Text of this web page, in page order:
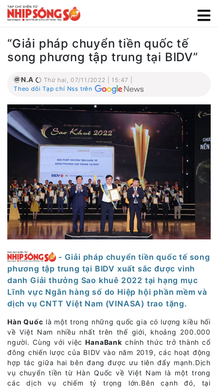
“Giải pháp chuyển tiền quốc tế
song phương tập trung tại BIDV”
N.A
Thứ hai, 07/11/2022 | 15:47 |
Theo dõi Tạp chí Nss trên
- Giải pháp chuyển tiền quốc tế song
phương tập trung tại BIDV xuất sắc được vinh
danh Giải thưởng Sao khuê 2022 tại hạng mục
Lĩnh vực Ngân hàng số do Hiệp hội phần mềm và
dịch vụ CNTT Việt Nam (VINASA) trao tặng.
Hàn Quốc là một trong những quốc gia có lượng kiều hối
về Việt Nam nhiều nhất trên thế giới, khoảng 200.000
người. Cùng với việcHanaBank chính thức trở thành cổ
đông chiến lược của BIDV vào năm 2019, các hoạt động
hợp tác giữa hai bên đang được ưu tiên đẩy mạnh.Dịch
vụ chuyển tiền từ Hàn Quốc về Việt Nam là một trong
các dịch vụ chiếm tỷ trọng lớn.Bên cạnh đó, tại